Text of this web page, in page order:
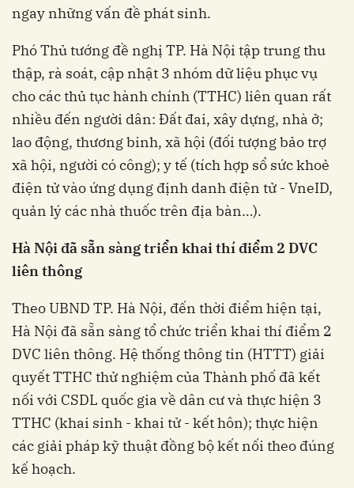
ngay những vấn đề phát sinh.
Phó Thủ tướng đề nghị TP. Hà Nội tập trung thu
thập, rà soát, cập nhật 3 nhóm dữ liệu phục vụ
cho các thủ tục hành chính (TTHC) liên quan rất
nhiều đến người dân: Đất đai, xây dựng, nhà ở;
lao động, thương binh, xã hội (đối tượng bảo trợ
xã hội, người có công); y tế (tích hợp sổ sức khoẻ
điện tử vào ứng dụng định danh điện tử - VneID,
quản lý các nhà thuốc trên địa bàn…).
Hà Nội đã sẵn sàng triển khai thí điểm 2 DVC
liên thông
Theo UBND TP. Hà Nội, đến thời điểm hiện tại,
Hà Nội đã sẵn sàng tổ chức triển khai thí điểm 2
DVC liên thông. Hệ thống thông tin (HTTT) giải
quyết TTHC thử nghiệm của Thành phố đã kết
nối với CSDL quốc gia về dân cư và thực hiện 3
TTHC (khai sinh - khai tử - kết hôn); thực hiện
các giải pháp kỹ thuật đồng bộ kết nối theo đúng
kế hoạch.